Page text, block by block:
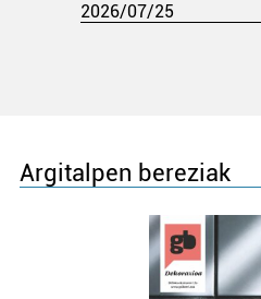
2026/07/25
Argitalpen bereziak